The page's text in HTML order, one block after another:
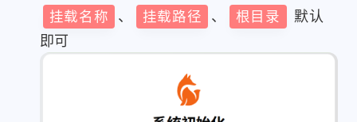
挂载名称 、 挂载路径 、 根目录
默认
即可